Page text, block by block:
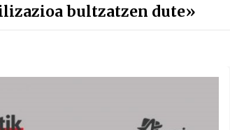
bultzatzen dute»